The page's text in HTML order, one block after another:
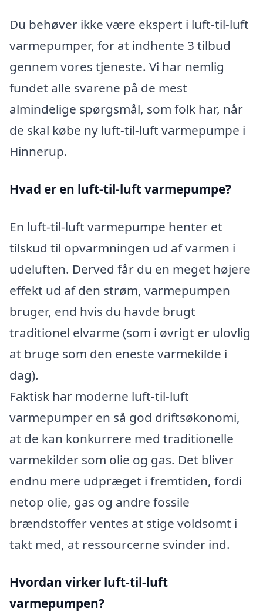
Du behøver ikke være ekspert i luft-til-luft
varmepumper, for at indhente 3 tilbud
gennem vores tjeneste. Vi har nemlig
fundet alle svarene på de mest
almindelige spørgsmål, som folk har, når
de skal købe ny luft-til-luft varmepumpe i
Hinnerup.
Hvad er en luft-til-luft varmepumpe?
En luft-til-luft varmepumpe henter et
tilskud til opvarmningen ud af varmen i
udeluften. Derved får du en meget højere
effekt ud af den strøm, varmepumpen
bruger, end hvis du havde brugt
traditionel elvarme (som i øvrigt er ulovlig
at bruge som den eneste varmekilde i
dag).
Faktisk har moderne luft-til-luft
varmepumper en så god driftsøkonomi,
at de kan konkurrere med traditionelle
varmekilder som olie og gas. Det bliver
endnu mere udpræget i fremtiden, fordi
netop olie, gas og andre fossile
brændstoffer ventes at stige voldsomt i
takt med, at ressourcerne svinder ind.
Hvordan virker luft-til-luft
varmepumpen?